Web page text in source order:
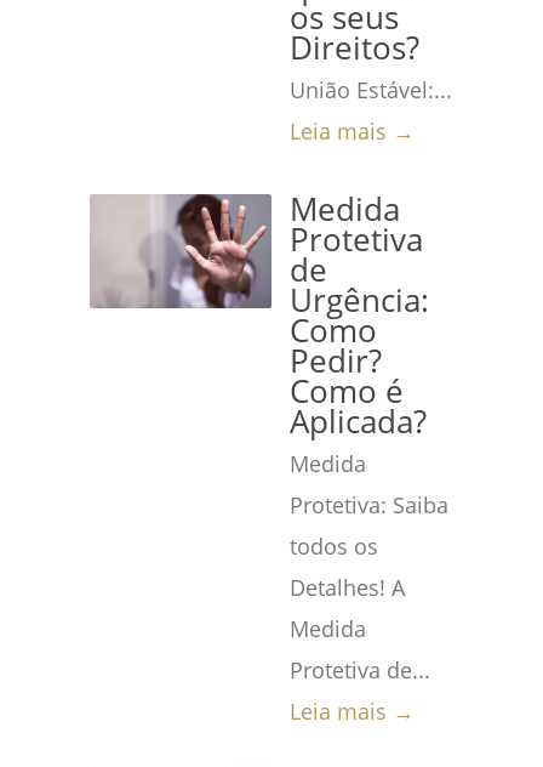
os seus
Direitos?
União Estável:...
Leia mais →
Medida
Protetiva
de
Urgência:
Como
Pedir?
Como é
Aplicada?
Medida
Protetiva: Saiba
todos os
Detalhes! A
Medida
Protetiva de...
Leia mais →